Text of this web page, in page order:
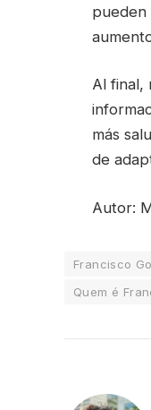
pueden
Al final,
más
de
Autor:
Francisco
Quem é